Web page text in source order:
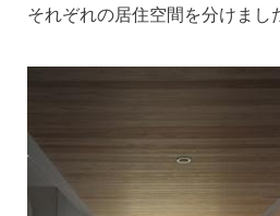
それぞれの居住空間を分けまし